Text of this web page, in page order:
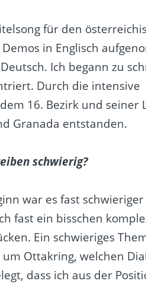
für den
in Englisch
Ich begann zu
Durch die intensive
16. Bezirk und seiner
Granada entstanden.
schwierig?
war es fast
fast ein bisschen
Ein schwieriges
Ottakring, welchen
dass ich aus der